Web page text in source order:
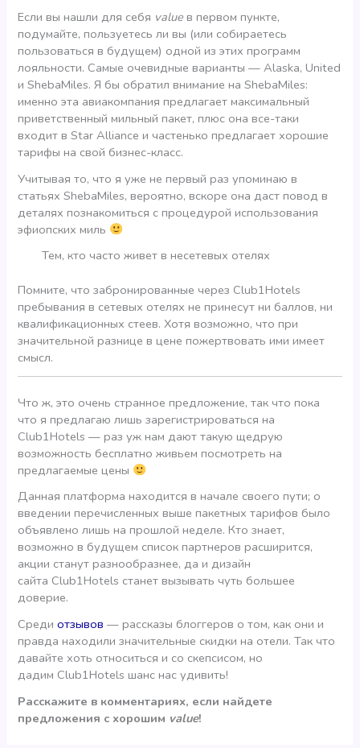
Если вы нашли для себя value в первом пункте,
подумайте, пользуетесь ли вы (или собираетесь
пользоваться в будущем) одной из этих программ
лояльности. Самые очевидные варианты — Alaska, United
и ShebaMiles. Я бы обратил внимание на ShebaMiles:
именно эта авиакомпания предлагает максимальный
приветственный мильный пакет, плюс она все-таки
входит в Star Alliance и частенько предлагает хорошие
тарифы на свой бизнес-класс.
Учитывая то, что я уже не первый раз упоминаю в
статьях ShebaMiles, вероятно, вскоре она даст повод в
деталях познакомиться с процедурой использования
эфиопских миль
Тем, кто часто живет в несетевых отелях
Помните, что забронированные через Club1Hotels
пребывания в сетевых отелях не принесут ни баллов, ни
квалификационных стеев. Хотя возможно, что при
значительной разнице в цене пожертвовать ими имеет
смысл.
Что ж, это очень странное предложение, так что пока
что я предлагаю лишь зарегистрироваться на
Club1Hotels — раз уж нам дают такую щедрую
возможность бесплатно живьем посмотреть на
предлагаемые цены
Данная платформа находится в начале своего пути; о
введении перечисленных выше пакетных тарифов было
объявлено лишь на прошлой неделе. Кто знает,
возможно в будущем список партнеров расширится,
акции станут разнообразнее, да и дизайн
сайта Club1Hotels станет вызывать чуть большее
доверие.
Средиотзывов — рассказы блоггеров о том, как они и
правда находили значительные скидки на отели. Так что
давайте хоть относиться и со скепсисом, но
дадим Club1Hotels шанс нас удивить!
Расскажите в комментариях, если найдете
предложения с хорошим value!